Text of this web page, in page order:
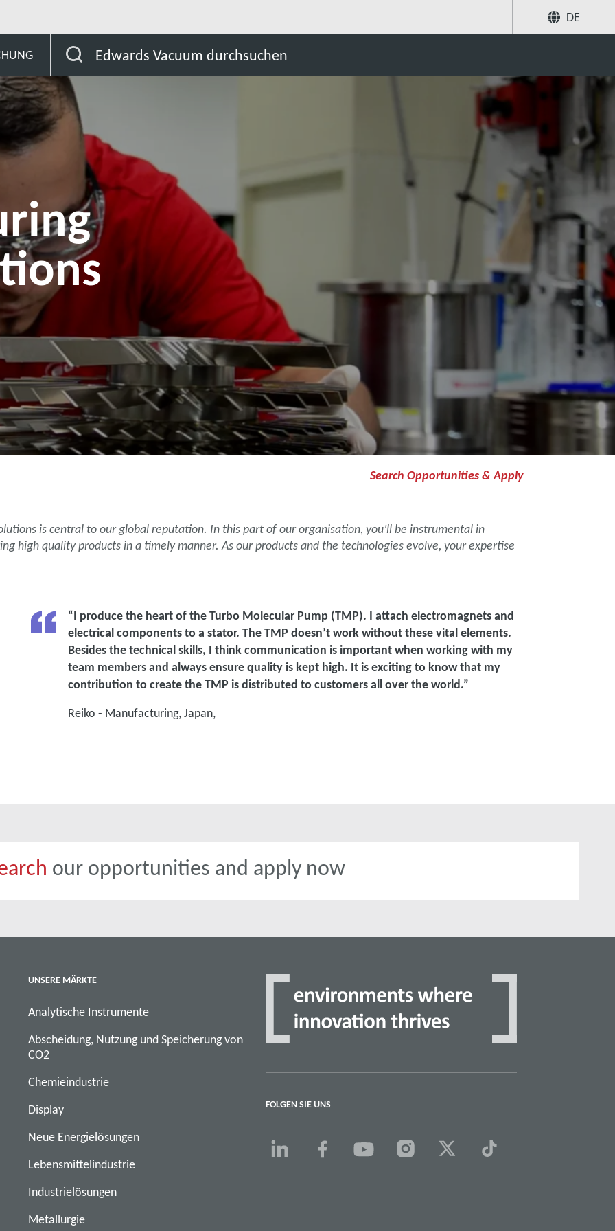
DE
Edwards Vacuum durchsuchen
Search Opportunities & Apply
is central to our global reputation. In this part of our organisation, you’ll be instrumental in
high quality products in a timely manner. As our products and the technologies evolve, your expertise
“I produce the heart of the Turbo Molecular Pump (TMP). I attach electromagnets and
electrical components to a stator. The TMP doesn’t work without these vital elements.
Besides the technical skills, I think communication is important when working with my
team members and always ensure quality is kept high. It is exciting to know that my
contribution to create the TMP is distributed to customers all over the world.”
Reiko - Manufacturing, Japan,
our opportunities and apply now
UNSERE MÄRKTE
Analytische Instrumente
Abscheidung, Nutzung und Speicherung von
CO2
Chemieindustrie
Display
Neue Energielösungen
Lebensmittelindustrie
Industrielösungen
Metallurgie
FOLGEN SIE UNS